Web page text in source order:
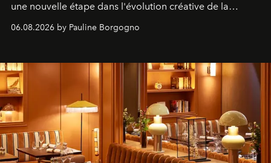
une nouvelle étape dans l'évolution créative de la
06.08.2026 by Pauline Borgogno